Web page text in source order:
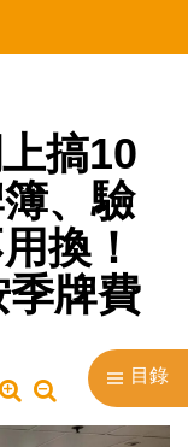
目錄
搞10
、驗
換！
牌費